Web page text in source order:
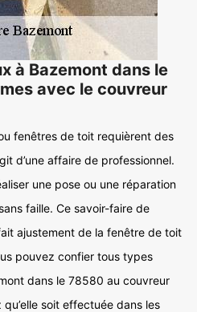
à Bazemont dans le
avec le couvreur
fenêtres de toit requièrent des
d’une affaire de professionnel.
une pose ou une réparation
faille. Ce savoir-faire de
ajustement de la fenêtre de toit
pouvez confier tous types
dans le 78580 au couvreur
soit effectuée dans les